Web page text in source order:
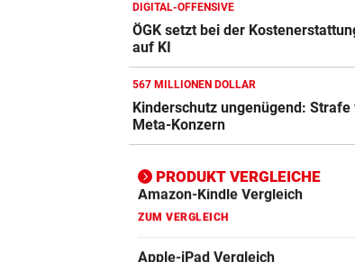
DIGITAL-OFFENSIVE
ÖGK setzt bei der
auf KI
567 MILLIONEN DOLLAR
Kinderschutz ungenügend: Strafe
Meta-Konzern
PRODUKT VERGLEICHE
Apple-iPhone Vergleich
ZUM VERGLEICH
Apple Macbook Vergleich
ZUM VERGLEICH
Bluetooth Lautsprecher Vergleich
ZUM VERGLEICH
DSL Speedtest